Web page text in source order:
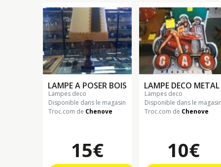
LAMPE A POSER BOIS
lampes deco
Disponible dans le magasin
Troc.com de Chenove
15€
LAMPE DECO METAL
lampes deco
Disponible dans le
Troc.com de Chenove
10€